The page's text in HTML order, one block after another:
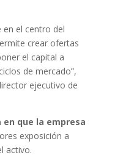
en el centro del
crear ofertas
el capital a
de mercado”,
ejecutivo de
que la empresa
exposición a
activo.